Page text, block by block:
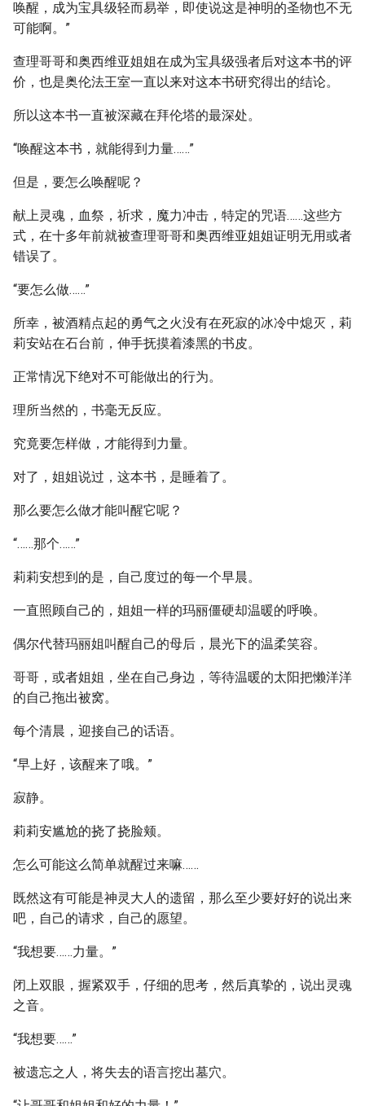
唤醒，成为宝具级轻而易举，即使说这是神明的圣物也不无
可能啊。”
查理哥哥和奥西维亚姐姐在成为宝具级强者后对这本书的评
价，也是奥伦法王室一直以来对这本书研究得出的结论。
所以这本书一直被深藏在拜伦塔的最深处。
“唤醒这本书，就能得到力量……”
但是，要怎么唤醒呢？
献上灵魂，血祭，祈求，魔力冲击，特定的咒语……这些方
式，在十多年前就被查理哥哥和奥西维亚姐姐证明无用或者
错误了。
“要怎么做……”
所幸，被酒精点起的勇气之火没有在死寂的冰冷中熄灭，莉
莉安站在石台前，伸手抚摸着漆黑的书皮。
正常情况下绝对不可能做出的行为。
理所当然的，书毫无反应。
究竟要怎样做，才能得到力量。
对了，姐姐说过，这本书，是睡着了。
那么要怎么做才能叫醒它呢？
“……那个……”
莉莉安想到的是，自己度过的每一个早晨。
一直照顾自己的，姐姐一样的玛丽僵硬却温暖的呼唤。
偶尔代替玛丽姐叫醒自己的母后，晨光下的温柔笑容。
哥哥，或者姐姐，坐在自己身边，等待温暖的太阳把懒洋洋
的自己拖出被窝。
每个清晨，迎接自己的话语。
“早上好，该醒来了哦。”
寂静。
莉莉安尴尬的挠了挠脸颊。
怎么可能这么简单就醒过来嘛……
既然这有可能是神灵大人的遗留，那么至少要好好的说出来
吧，自己的请求，自己的愿望。
“我想要……力量。”
闭上双眼，握紧双手，仔细的思考，然后真挚的，说出灵魂
之音。
“我想要……”
被遗忘之人，将失去的语言挖出墓穴。